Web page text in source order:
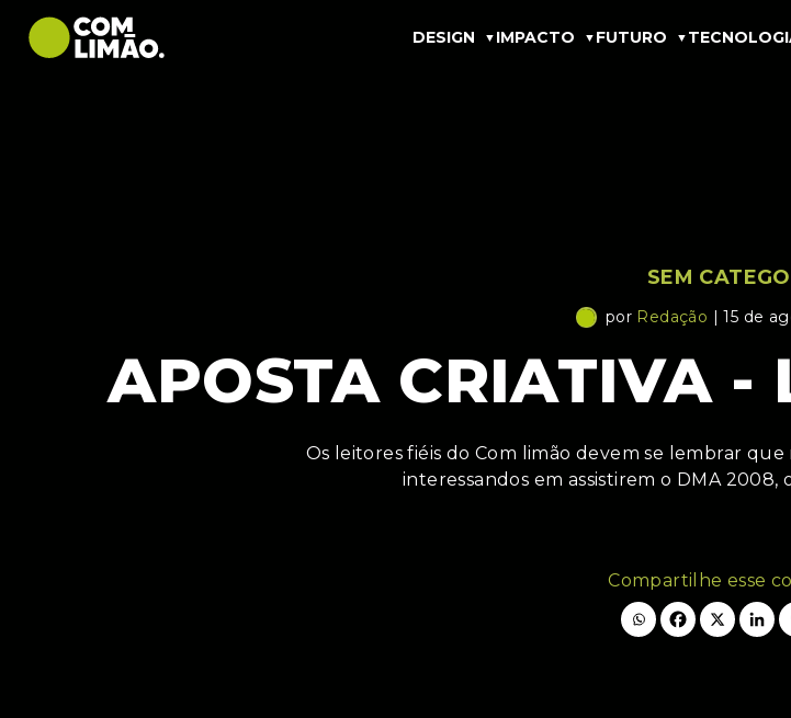
DESIGN IMPACTO FUTURO
SEM
por Redação | 15 de
APOSTA CRIATIVA -
Os leitores fiéis do Com limão devem se lembrar
interessandos em assistirem o DMA
Compartilhe esse